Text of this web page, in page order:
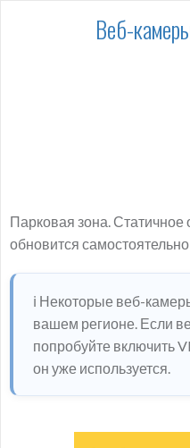
Веб-
Парковая зона.
обновится
ℹ️ Некоторые веб-
вашем регионе. Если
попробуйте включить
он уже используется.